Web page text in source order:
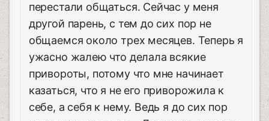
перестали общаться. Сейчас у меня
другой парень, с тем до сих пор не
общаемся около трех месяцев. Теперь я
ужасно жалею что делала всякие
привороты, потому что мне начинает
казаться, что я не его приворожила к
себе, а себя к нему. Ведь я до сих пор